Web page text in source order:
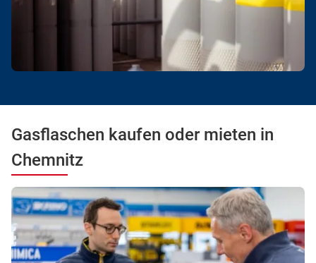
Gasflaschen kaufen oder mieten in
Chemnitz